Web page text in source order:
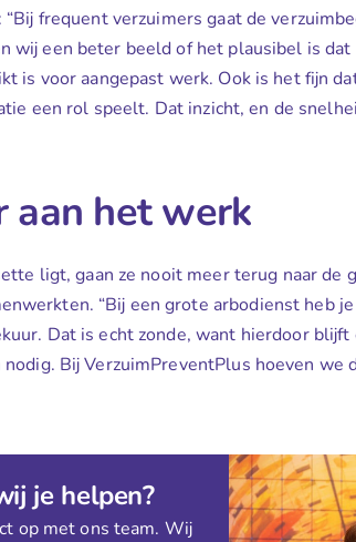
frequent verzuimers gaat de
wij een beter beeld of het plausibel is
is voor aangepast werk. Ook is het fijn
een rol speelt. Dat inzicht, en de
aan het werk
ligt, gaan ze nooit meer terug naar de
“Bij een grote arbodienst heb
Dat is echt zonde, want hierdoor
Bij VerzuimPreventPlus hoeven we
je helpen?
op met ons team. Wij